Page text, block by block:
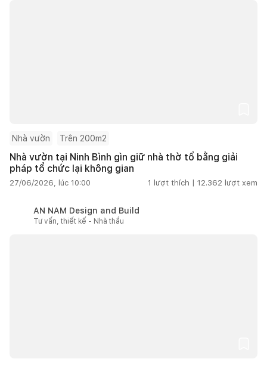
Nhà vườn Trên 200m2
Nhà vườn tại Ninh Bình gìn giữ nhà thờ tổ bằng giải
pháp tổ chức lại không gian
27/06/2026, lúc 10:00 1 lượt thích | 12.362 lượt xem
AN NAM Design and Build
Tư vấn, thiết kế - Nhà thầu